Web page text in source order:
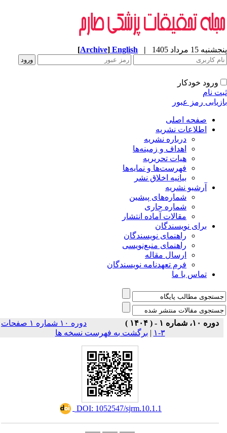
15 مرداد 1405 |
English
[Archive]
ورود خودکار
نام
رمز عبور
صفحه اصلی
اطلاعات نشریه
درباره نشریه
اهداف و زمینه‌ها
هیات تحریریه
فهرست‌ها و نمایه‌ها
بیانیه اخلاق نشر
آرشیو نشریه
شماره‌های پیشین
شماره جاری
مقالات آماده انتشار
برای نویسندگان
راهنمای نویسندگان
راهنمای منبع‌نویسی
ارسال مقاله
فرم تعهدنامه نویسندگان
تماس با ما
دوره ۱۰، شماره ۱ - ( ۱۴۰۴ )
دوره ۱۰ شماره ۱ صفحات
| برگشت به فهرست نسخه ها
‎ DOI: 1052547/sjrm.10.1.1